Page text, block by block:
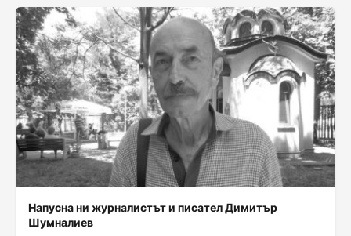
Напусна ни журналистът и писател Димитър
Шумналиев